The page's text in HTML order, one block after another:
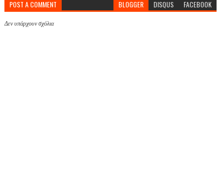
POST A COMMENT BLOGGER DISQUS FACEBOOK
Δεν υπάρχουν σχόλια